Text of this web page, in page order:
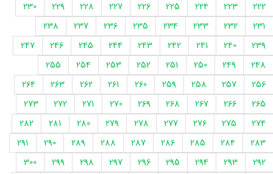
222
223
224
225
226
227
228
229
230
231
232
233
234
235
236
237
238
239
240
241
242
243
244
245
246
247
248
249
250
251
252
253
254
255
256
257
258
259
260
261
262
263
264
265
266
267
268
269
270
271
272
273
274
275
276
277
278
279
280
281
282
283
284
285
286
287
288
289
290
291
292
293
294
295
296
297
298
299
300